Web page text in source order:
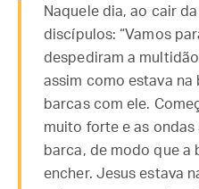
Naquele dia, ao cair
discípulos: “Vamos
despediram a
assim como estava na
barcas com ele.
muito forte e as
barca, de modo que a
encher. Jesus estava